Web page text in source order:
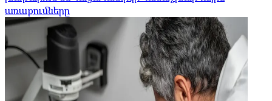
առաքումները